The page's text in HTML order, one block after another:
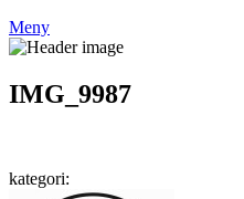
Meny
IMG_9987
kategori: